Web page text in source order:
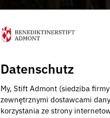
Datenschutz
My, Stift Admont (siedziba
zewnętrznymi dostawcami
korzystania ze strony